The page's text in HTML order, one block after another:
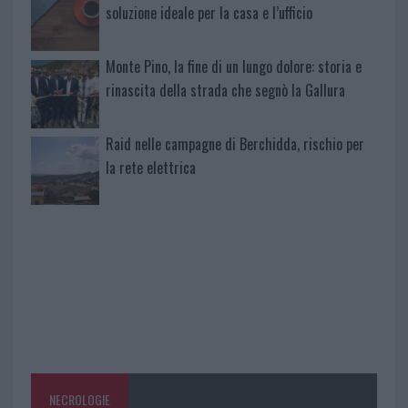
soluzione ideale per la casa e l’ufficio
Monte Pino, la fine di un lungo dolore: storia e
rinascita della strada che segnò la Gallura
Raid nelle campagne di Berchidda, rischio per
la rete elettrica
NECROLOGIE